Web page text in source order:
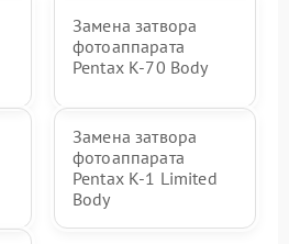
Замена затвора
фотоаппарата
Pentax K-70 Body
Замена затвора
фотоаппарата
Pentax K-1 Limited
Body